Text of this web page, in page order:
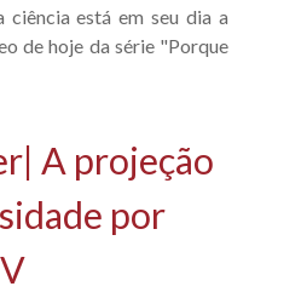
ciência está em seu dia a
de hoje da série "Porque
A projeção
por